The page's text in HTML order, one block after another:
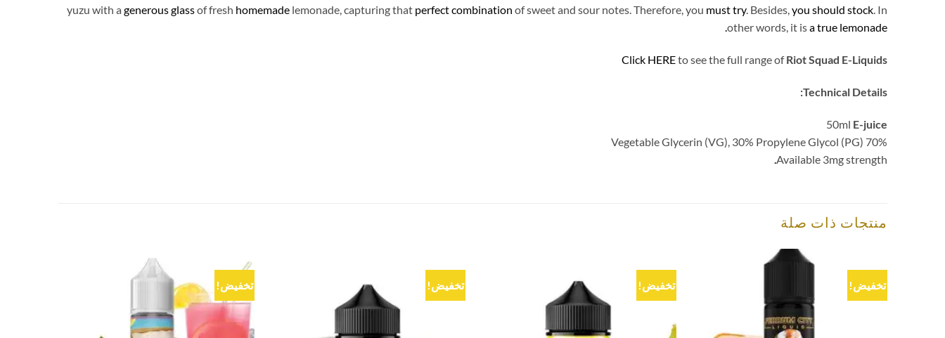
yuzu with a generous glassof fresh homemade lemonade, capturing that perfect combination of sweet and sour notes. Therefore, you must try. Besides,you should stock. In
other words, it isa true lemonade.
Click HEREto see the full range ofRiot Squad E-Liquids
Technical Details:
50ml E-juice
70% Vegetable Glycerin (VG), 30% Propylene Glycol (PG)
Available 3mg strength
منتجات ذات صلة
تخفيض! تخفيض! تخفيض! تخفيض!